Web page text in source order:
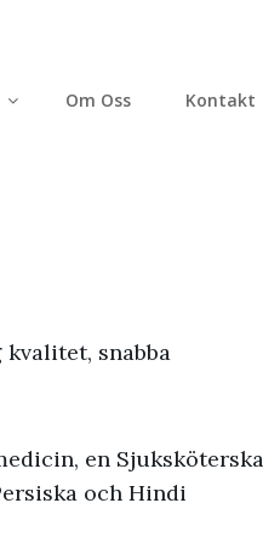
Om Oss Kontakt
snabba
en Sjuksköterska
och Hindi